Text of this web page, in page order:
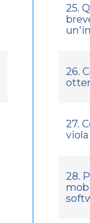
25.
26.
27.
28.